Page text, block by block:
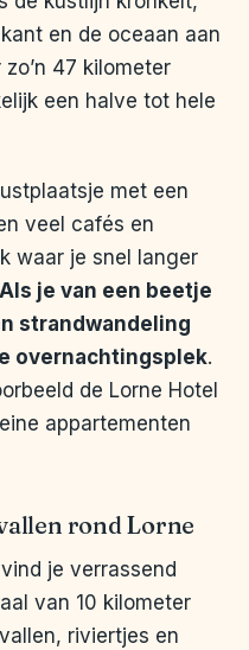
en de oceaan aan
47 kilometer
een halve tot hele
met een
veel cafés en
waar je snel langer
Als je van een beetje
strandwandeling
overnachtingsplek.
de Lorne Hotel
appartementen
rond Lorne
je verrassend
van 10 kilometer
riviertjes en